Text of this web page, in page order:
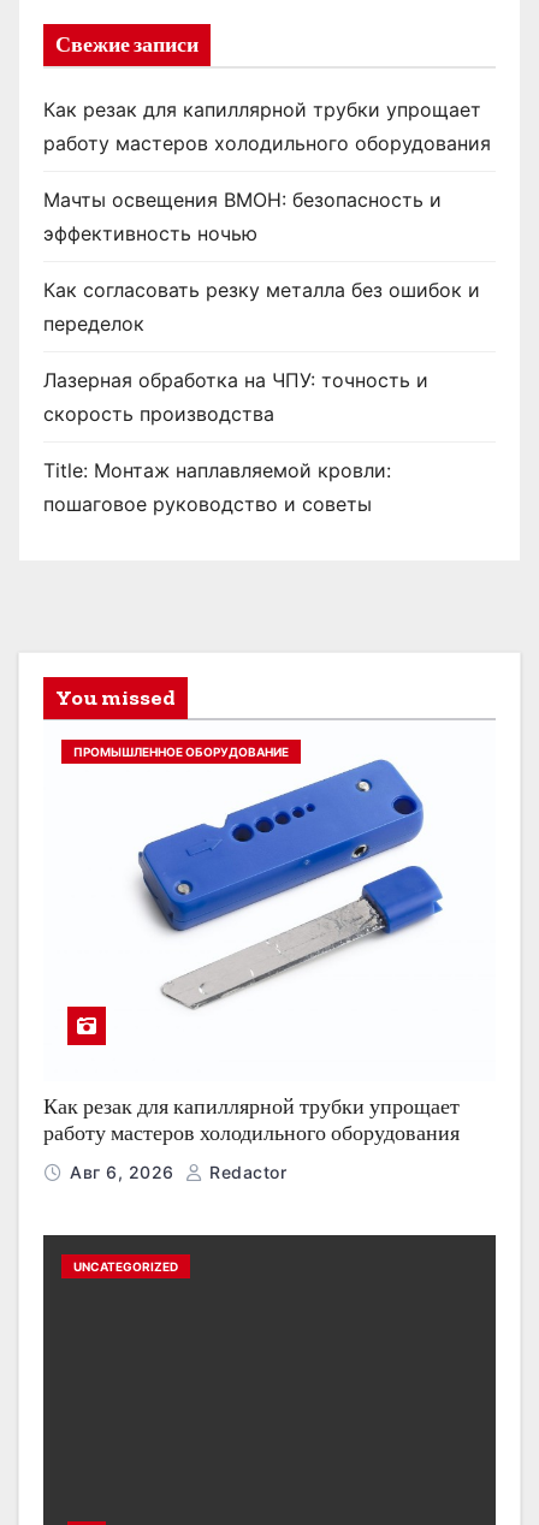
Свежие записи
Как резак для капиллярной трубки упрощает
работу мастеров холодильного оборудования
Мачты освещения ВМОН: безопасность и
эффективность ночью
Как согласовать резку металла без ошибок и
переделок
Лазерная обработка на ЧПУ: точность и
скорость производства
Title: Монтаж наплавляемой кровли:
пошаговое руководство и советы
You missed
ПРОМЫШЛЕННОЕ ОБОРУДОВАНИЕ
Как резак для капиллярной трубки упрощает
работу мастеров холодильного оборудования
Авг 6, 2026 Redactor
UNCATEGORIZED